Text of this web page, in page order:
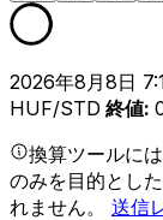
2026年8月8日
HUF/STD 終値:
換算ツールに
のみを目的とし
れません。 送信